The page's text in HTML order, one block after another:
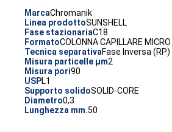
MarcaChromanik
Linea prodottoSUNSHELL
Fase stazionariaC18
FormatoCOLONNA CAPILLARE MICRO
Tecnica separativaFase Inversa (RP)
Misura particelle µm2
Misura pori90
USPL1
Supporto solidoSOLID-CORE
Diametro0,3
Lunghezza mm.50